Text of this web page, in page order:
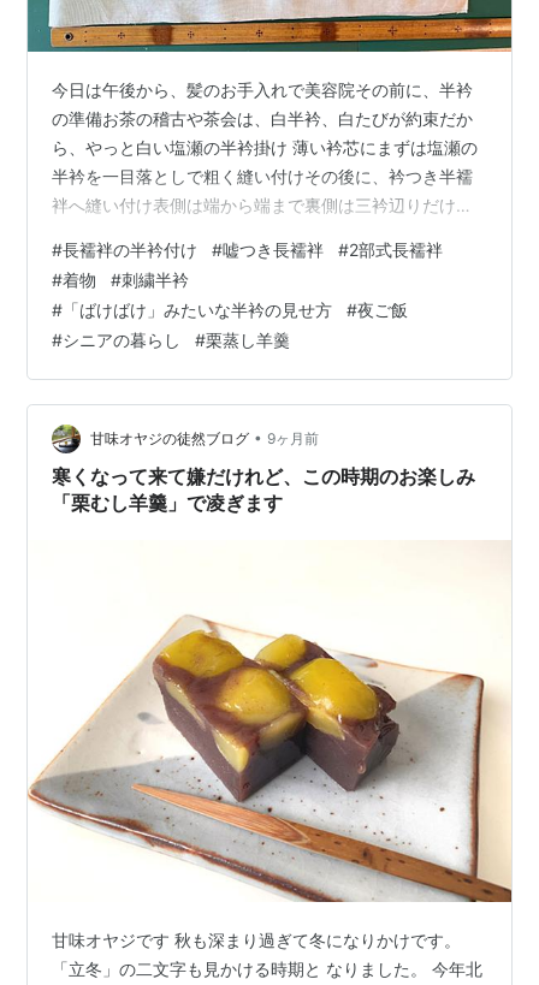
今日は午後から、髪のお手入れで美容院その前に、半衿
の準備お茶の稽古や茶会は、白半衿、白たびが約束だか
ら、やっと白い塩瀬の半衿掛け 薄い衿芯にまずは塩瀬の
半衿を一目落としで粗く縫い付けその後に、衿つき半襦
袢へ縫い付け表側は端から端まで裏側は三衿辺りだけに
き襦袢 袖にはプラスナップを付けてあり、その時の気分
で袖を止めるようしてあります明日はどんな袖を付けま
しょう いつもお天気と相談して、着物を着る直前に選ん
で付けますここまでお茶の稽古用着物に合わせて、長襦
袢の準備しておき次は着物で遊びたいと、久しぶりに刺
繍半衿を準備暗めなローズ系のちりめん織の半衿…
#長襦袢の半衿付け #嘘つき長襦袢 #2部式長襦袢
#着物 #刺繍半衿
# 「ばけばけ」みたいな半衿の見せ方 #夜ご飯
#シニアの暮らし #栗蒸し羊羹
甘味オヤジの徒然ブログ • 9ヶ月前
寒くなって来て嫌だけれど、この時期のお楽しみ
「栗むし羊羹」で凌ぎます
甘味オヤジです 秋も深まり過ぎて冬になりかけです。
「立冬」の二文字も見かける時期と なりました。 今年北